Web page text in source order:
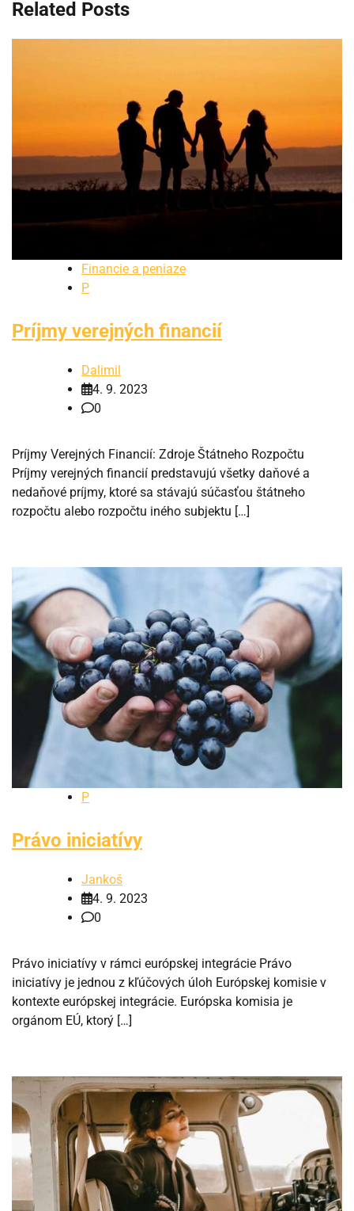
Related Posts
Financie a peniaze
P
Príjmy verejných financií
Dalimil
4. 9. 2023
0
Príjmy Verejných Financií: Zdroje Štátneho Rozpočtu
Príjmy verejných financií predstavujú všetky daňové a
nedaňové príjmy, ktoré sa stávajú súčasťou štátneho
rozpočtu alebo rozpočtu iného subjektu […]
P
Právo iniciatívy
Jankoš
4. 9. 2023
0
Právo iniciatívy v rámci európskej integrácie Právo
iniciatívy je jednou z kľúčových úloh Európskej komisie v
kontexte európskej integrácie. Európska komisia je
orgánom EÚ, ktorý […]